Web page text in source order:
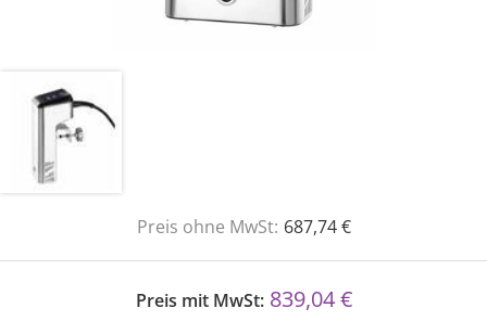
Preis ohne MwSt: 687,74 €
Preis mit MwSt: 839,04 €